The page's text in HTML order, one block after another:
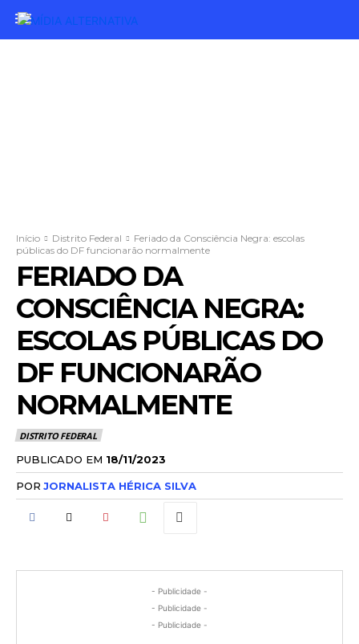
Início Distrito Federal
Feriado da Consciência Negra: escolas
públicas do DF funcionarão normalmente
FERIADO DA
CONSCIÊNCIA NEGRA:
ESCOLAS PÚBLICAS DO
DF FUNCIONARÃO
NORMALMENTE
DISTRITO FEDERAL
PUBLICADO EM 18/11/2023
POR JORNALISTA HÉRICA SILVA
- Publicidade -
- Publicidade -
- Publicidade -